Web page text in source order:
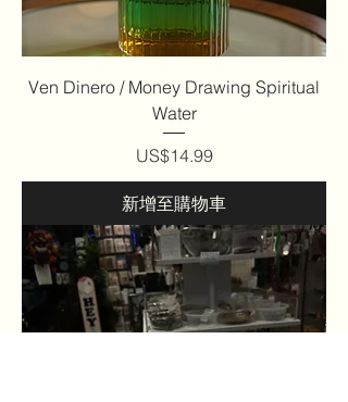
Ven Dinero / Money Drawing Spiritual
Water
價格
US$14.99
新增至購物車